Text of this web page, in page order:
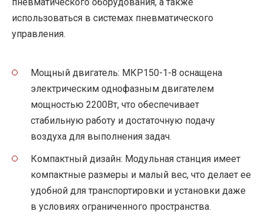
пневматического оборудования, а также
использоваться в системах пневматического
управления.
Мощный двигатель: МКР150-1-8 оснащена
электрическим однофазным двигателем
мощностью 2200Вт, что обеспечивает
стабильную работу и достаточную подачу
воздуха для выполнения задач.
Компактный дизайн: Модульная станция имеет
компактные размеры и малый вес, что делает ее
удобной для транспортировки и установки даже
в условиях ограниченного пространства.